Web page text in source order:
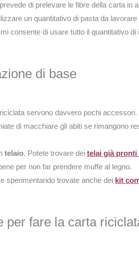
di prelevare le fibre della carta
un quantitativo di pasta da
consente di usare tutto il quantitativo
di base
servono davvero pochi
di macchiare gli abiti se rimangono
telaio. Potete trovare dei telai già pronti
per non far prendere muffe al legno.
sperimentando trovate anche dei kit
per fare la carta